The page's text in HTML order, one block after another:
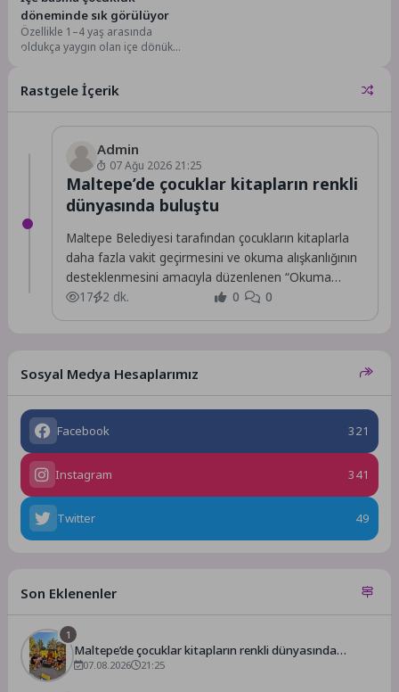
döneminde sık görülüyor
Özellikle 1–4 yaş arasında
oldukça yaygın olan içe dönük
Rastgele İçerik
Admin
07 Ağu 2026 21:25
Maltepe’de çocuklar kitapların renkli
dünyasında buluştu
Maltepe Belediyesi tarafından çocukların kitaplarla
daha fazla vakit geçirmesini ve okuma alışkanlığının
desteklenmesini amacıyla düzenlenen “Okuma
Etkinliği”, ailelerin yoğun katılımıyla...
17 2 dk. 0 0
Sosyal Medya Hesaplarımız
Facebook 321
Instagram 341
Twitter 49
Son Eklenenler
1
Maltepe’de çocuklar kitapların renkli dünyasında
buluştu
07.08.2026 21:25